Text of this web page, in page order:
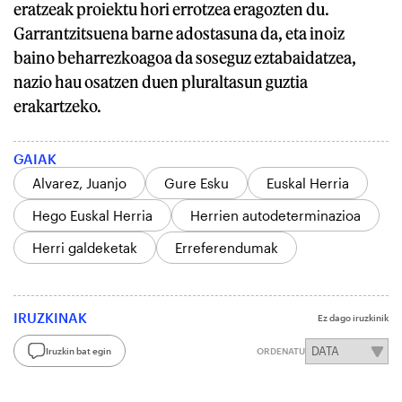
eratzeak proiektu hori errotzea eragozten du.
Garrantzitsuena barne adostasuna da, eta inoiz
baino beharrezkoagoa da soseguz eztabaidatzea,
nazio hau osatzen duen pluraltasun guztia
erakartzeko.
GAIAK
Alvarez, Juanjo
Gure Esku
Euskal Herria
Hego Euskal Herria
Herrien autodeterminazioa
Herri galdeketak
Erreferendumak
IRUZKINAK Ez dago iruzkinik
Iruzkin bat egin ORDENATU